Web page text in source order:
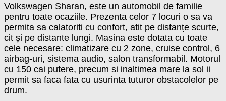
Volkswagen Sharan, este un automobil de familie
pentru toate ocaziile. Prezenta celor 7 locuri o sa va
permita sa calatoriti cu confort, atit pe distanțe scurte,
cit și pe distante lungi. Masina este dotata cu toate
cele necesare: climatizare cu 2 zone, cruise control, 6
airbag-uri, sistema audio, salon transformabil. Motorul
cu 150 cai putere, precum si inaltimea mare la sol ii
permit sa faca fata cu usurinta tuturor obstacolelor pe
drum.